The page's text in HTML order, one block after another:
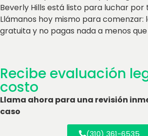
Beverly Hills está listo para luchar por
Llámanos hoy mismo para comenzar:
gratuita y no pagas nada a menos
Recibe evaluación
costo
Llama ahora para una revisión
caso
(310) 361-6535